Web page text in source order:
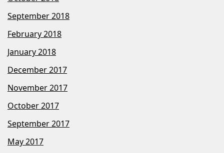
September 2018
February 2018
January 2018
December 2017
November 2017
October 2017
September 2017
May 2017